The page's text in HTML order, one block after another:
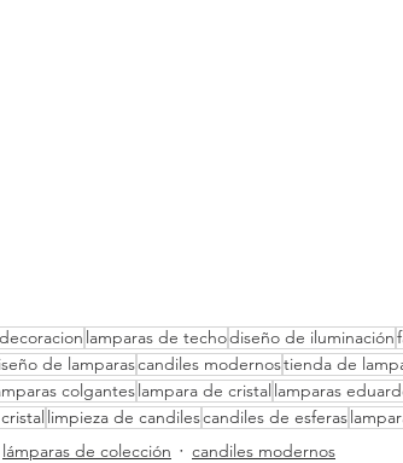
decoracion lamparas de techodiseño de iluminación
de lamparascandiles modernostienda de
colganteslampara de cristal lamparas
limpieza de candilescandiles de esferas
lámparas de colección candiles modernos